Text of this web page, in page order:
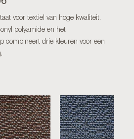
voor textiel van hoge kwaliteit.
polyamide en het
combineert drie kleuren voor een